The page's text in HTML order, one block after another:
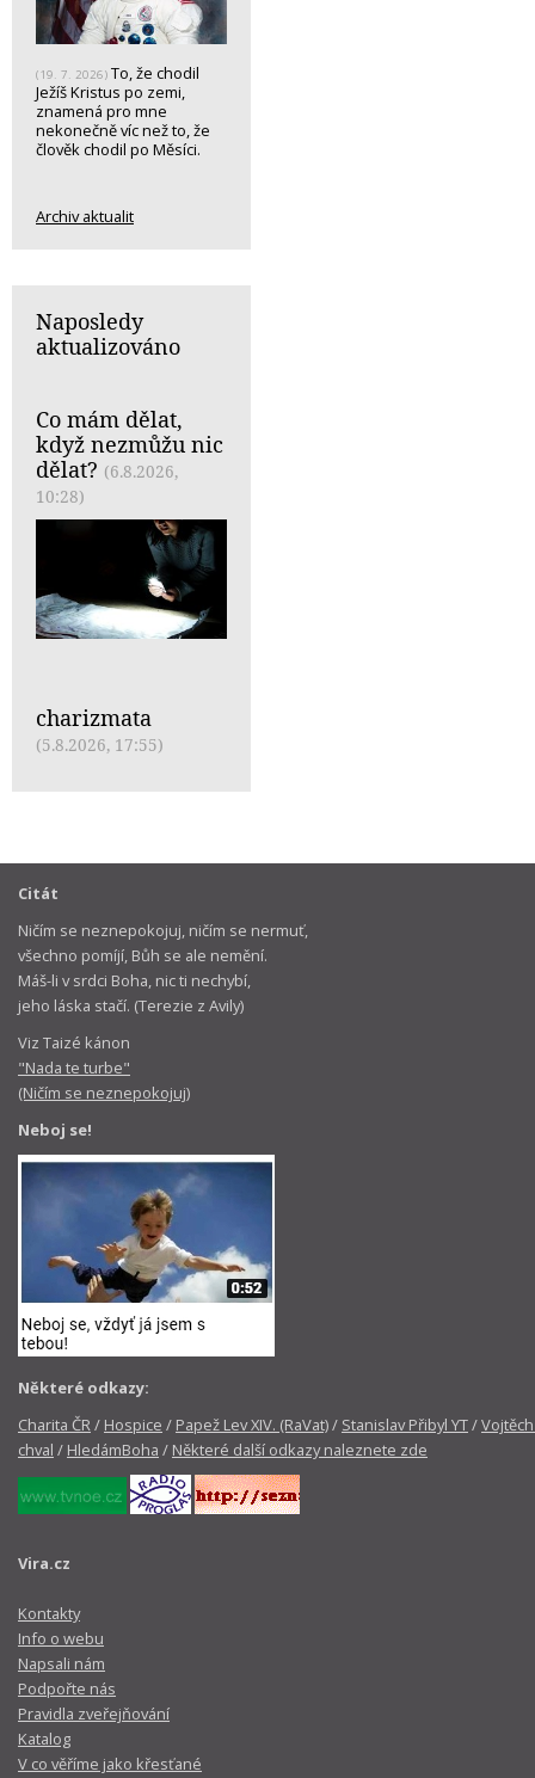
(19. 7. 2026) To, že chodil
Ježíš Kristus po zemi,
znamená pro mne
nekonečně víc než to, že
člověk chodil po Měsíci.
Archiv aktualit
Naposledy
aktualizováno
Co mám dělat,
když nezmůžu nic
dělat? (6.8.2026,
10:28)
charizmata
(5.8.2026, 17:55)
Citát
Ničím se neznepokojuj, ničím se nermuť,
všechno pomíjí, Bůh se ale nemění.
Máš-li v srdci Boha, nic ti nechybí,
jeho láska stačí. (Terezie z Avily)
Viz Taizé kánon
"Nada te turbe"
(Ničím se neznepokojuj)
Neboj se!
Některé odkazy:
Charita ČR/ Hospice / Papež Lev XIV. (RaVat)/ Stanislav Přibyl YT/
chval / HledámBoha / Některé další odkazy naleznete zde
Vira.cz
Kontakty
Info o webu
Napsali nám
Podpořte nás
Pravidla zveřejňování
Katalog
V co věříme jako křesťané